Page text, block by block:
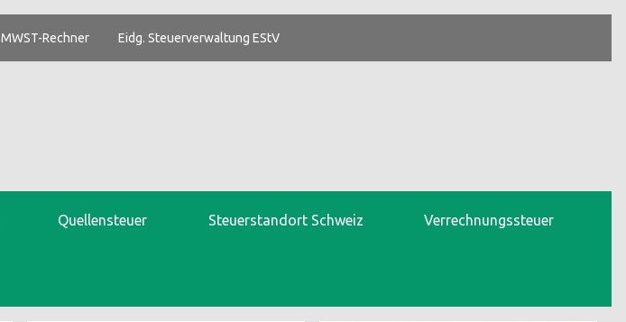
MWST-Rechner Eidg. Steuerverwaltung EStV
Quellensteuer Steuerstandort Schweiz Verrechnungssteuer